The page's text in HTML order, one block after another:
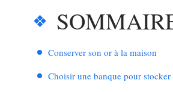
Conserver son or à la maison
Choisir une banque pour stocker